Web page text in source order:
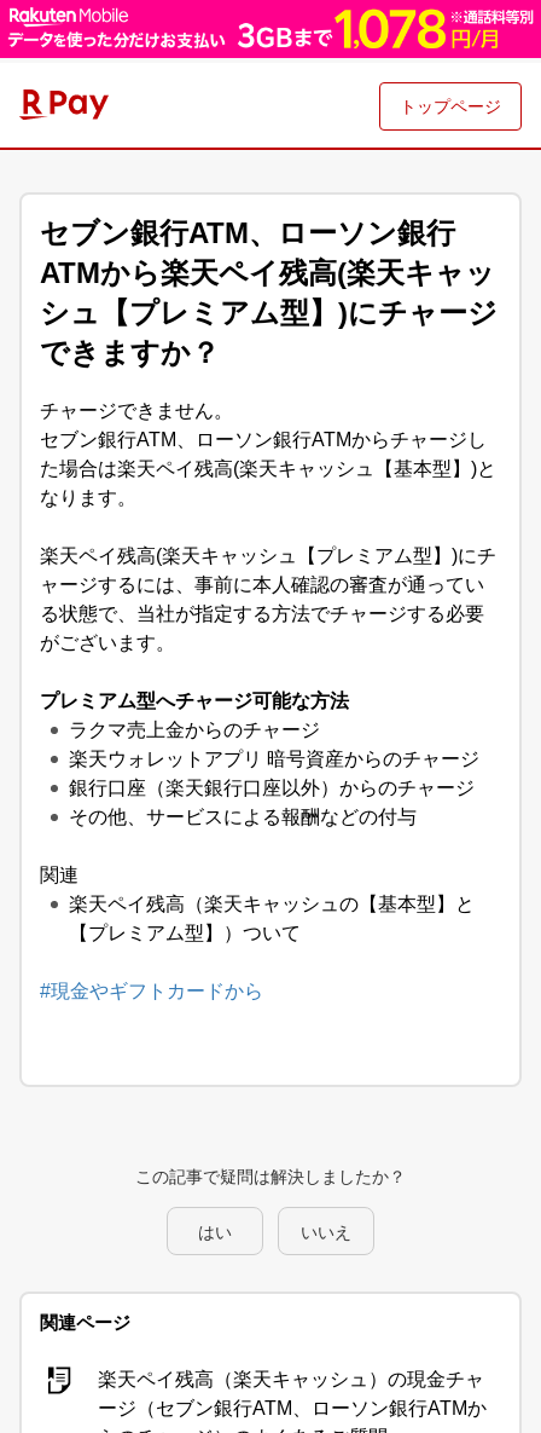
トップページ
セブン銀行ATM、ローソン銀行
ATMから楽天ペイ残高(楽天キャッ
シュ【プレミアム型】)にチャージ
できますか？
チャージできません。
セブン銀行ATM、ローソン銀行ATMからチャージし
た場合は楽天ペイ残高(楽天キャッシュ【基本型】)と
なります。
楽天ペイ残高(楽天キャッシュ【プレミアム型】)にチ
ャージするには、事前に本人確認の審査が通ってい
る状態で、当社が指定する方法でチャージする必要
がございます。
プレミアム型へチャージ可能な方法
ラクマ売上金からのチャージ
楽天ウォレットアプリ 暗号資産からのチャージ
銀行口座（楽天銀行口座以外）からのチャージ
その他、サービスによる報酬などの付与
関連
楽天ペイ残高（楽天キャッシュの【基本型】と
【プレミアム型】）ついて
#現金やギフトカードから
この記事で疑問は解決しましたか？
はい いいえ
関連ページ
楽天ペイ残高（楽天キャッシュ）の現金チャ
ージ（セブン銀行ATM、ローソン銀行ATMか